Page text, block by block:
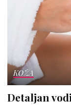
KOŽA
Detaljan